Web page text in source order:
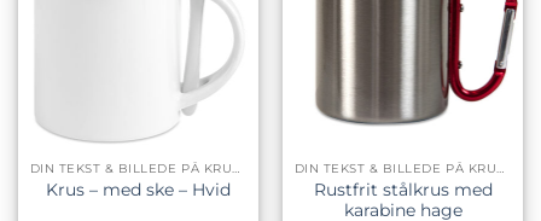
DIN TEKST & BILLEDE PÅ KRUS & TILBEHØR
Krus – med ske – Hvid
DIN TEKST & BILLEDE PÅ KRUS & TILBEHØR
Rustfrit stålkrus med
karabine hage